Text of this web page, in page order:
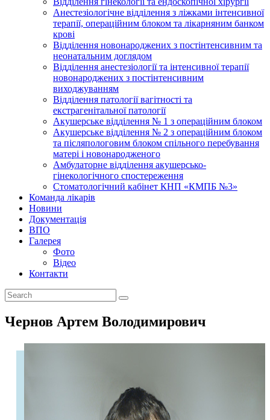
Анестезіологічне відділення з ліжками інтенсивної
терапії, операційним блоком та лікарняним банком
крові
Відділення новонароджених з постінтенсивним та
неонатальним доглядом
Відділення анестезіології та інтенсивної терапії
новонароджених з постінтенсивним
виходжуванням
Відділення патології вагітності та
екстрагенітальної патології
Акушерське відділення № 1 з операційним блоком
Акушерське відділення № 2 з операційним блоком
та післяпологовим блоком спільного перебування
матері і новонародженого
Амбулаторне відділення акушерсько-
гінекологічного спостереження
Стоматологічний кабінет КНП «КМПБ №3»
Команда лікарів
Новини
Документація
ВПО
Галерея
Фото
Відео
Контакти
Чернов Артем Володимирович